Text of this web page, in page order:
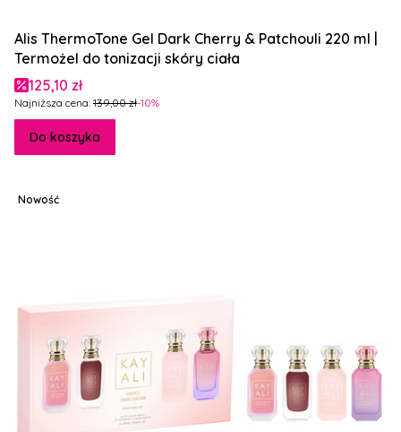
Alis ThermoTone Gel Dark Cherry & Patchouli 220 ml |
Termożel do tonizacji skóry ciała
Cena promocyjna
125,10 zł
Najniższa cena: 139,00 zł-10%
Do koszyka
Nowość